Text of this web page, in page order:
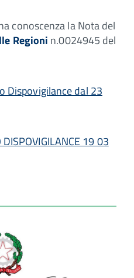
conoscenza la Nota del
Regioni n.0024945 del
Dispovigilance dal 23
19 03